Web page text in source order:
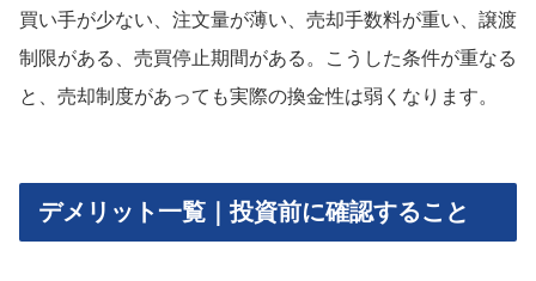
買い手が少ない、注文量が薄い、売却手数料が重い、譲渡
制限がある、売買停止期間がある。こうした条件が重なる
と、売却制度があっても実際の換金性は弱くなります。
デメリット一覧｜投資前に確認すること